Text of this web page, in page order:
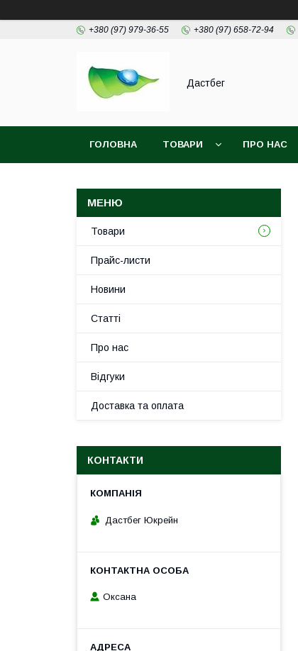
+380 (97) 979-36-55 +380 (97) 658-72-94
Дастбег
ГОЛОВНА ТОВАРИ ПРО НАС
Товари
Прайс-листи
Новини
Статті
Про нас
Відгуки
Доставка та оплата
КОНТАКТИ
Дастбег Юкрейн
Оксана